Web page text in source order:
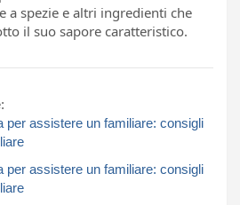
a spezie e altri ingredienti che
il suo sapore caratteristico.
per assistere un familiare: consigli
per assistere un familiare: consigli